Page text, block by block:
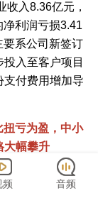
入8.36亿元，
利润亏损3.41
系公司新签订
入至客户项目
支付费用增加导
扭亏为盈，中小
大幅攀升
收入4.79亿元，
利润为1.38亿
频 音频